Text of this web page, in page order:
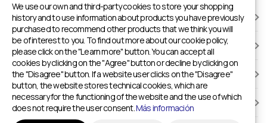
CARRERAS
INSTALACIONES DEPORTIVAS
AÑADIR A HOTWAY.LIFE
INFORMACIÓN
We use our own and third-party cookies to store your shopping
history and to use information about products you have previously
purchased to recommend other products that we think you will
be of interest to you. To find out more about our cookie policy,
please click on the "Learn more" button. You can accept all
cookies by clicking on the "Agree" button or decline by clicking on
the "Disagree" button. If a website user clicks on the "Disagree"
button, the website stores technical cookies, which are
necessary for the functioning of the website and the use of which
does not require the user consent.Más información